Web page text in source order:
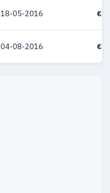
18-05-2016 €
04-08-2016 €